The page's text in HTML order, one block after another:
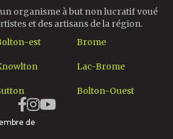
organisme à but non lucratif voué
et des artisans de la région.
est Brome
Lac-Brome
Bolton-Ouest
de